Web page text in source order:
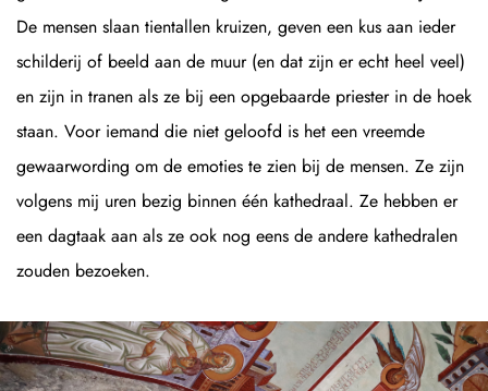
De mensen slaan tientallen kruizen, geven een kus aan ieder
schilderij of beeld aan de muur (en dat zijn er echt heel veel)
en zijn in tranen als ze bij een opgebaarde priester in de hoek
staan. Voor iemand die niet geloofd is het een vreemde
gewaarwording om de emoties te zien bij de mensen. Ze zijn
volgens mij uren bezig binnen één kathedraal. Ze hebben er
een dagtaak aan als ze ook nog eens de andere kathedralen
zouden bezoeken.